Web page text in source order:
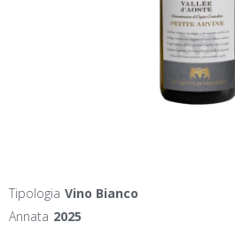
Tipologia Vino Bianco
Annata 2025